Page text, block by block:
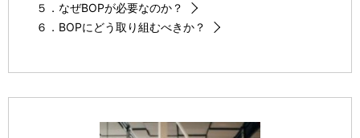
５．なぜBOPが必要なのか？
６．BOPにどう取り組むべきか？